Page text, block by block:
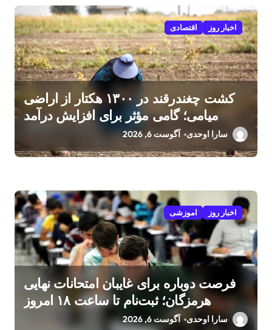
اخبار روز اقتصادی
کشت چغندرقند در ۱۳۰۰ هکتار از اراضی
میامی؛ گامی مؤثر برای افزایش درآمد
سارا اوحدی آگوست 6, 2026
اخبار روز اموزشی
فرصت دوباره برای غایبان امتحانات نهایی
هرمزگان؛ ثبت‌نام تا ساعت ۱۸ امروز
سارا اوحدی آگوست 6, 2026